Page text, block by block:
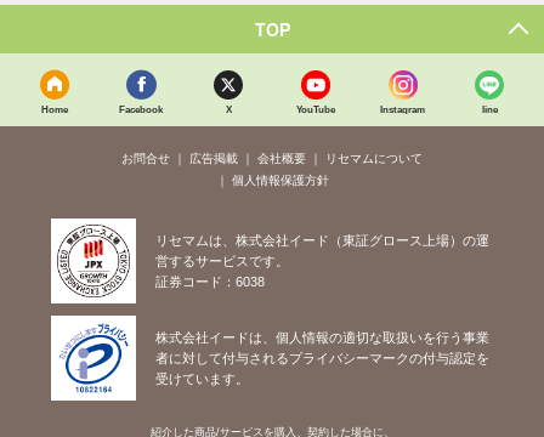
TOP
Home Facebook X YouTube Instagram line
お問合せ 広告掲載 会社概要
リセマムについて
個人情報保護方針
リセマムは、株式会社イード（東証グロース上場）の運
営するサービスです。
証券コード：6038
株式会社イードは、個人情報の適切な取扱いを行う事業
者に対して付与されるプライバシーマークの付与認定を
受けています。
紹介した商品/サービスを購入、契約した場合に、